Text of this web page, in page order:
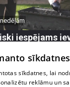
iespējams
sīkdatnes
sīkdatnes, lai
reklāmu un